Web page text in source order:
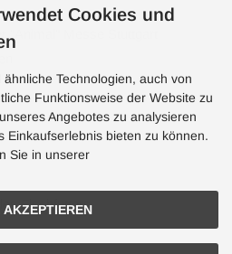
"Animal" Messe Stuttgart
Fischfutters
Cookies und
Technologien, auch von
Funktionsweise der Website zu
Angebotes zu analysieren
Einkaufserlebnis bieten zu können.
Sie in unserer